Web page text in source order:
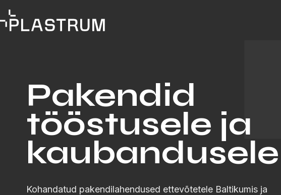
sisuni
Pakendid
tööstusele ja
kaubandusele
Kohandatud pakendilahendused ettevõtetele Baltikumis ja